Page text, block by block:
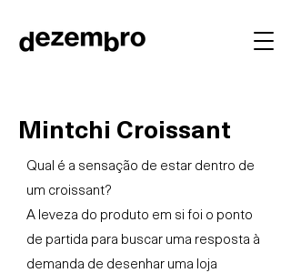
Mintchi Croissant
Qual é a sensação de estar dentro de
um croissant?
A leveza do produto em si foi o ponto
de partida para buscar uma resposta à
demanda de desenhar uma loja